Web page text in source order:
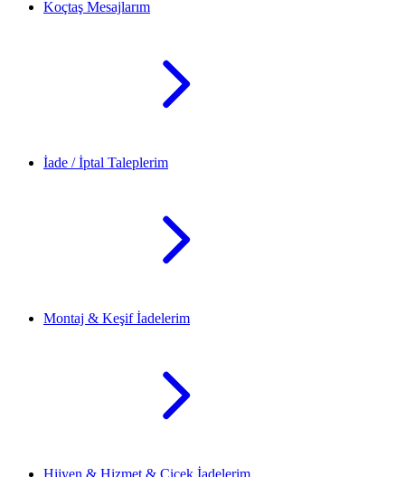
Koçtaş Mesajlarım
İade / İptal Taleplerim
Montaj & Keşif İadelerim
Hijyen & Hizmet & Çiçek İadelerim